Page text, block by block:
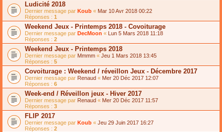
Ludicité 2018
Dernier message par Koub « Mar 10 Avr 2018 00:22
Réponses : 1
Weekend Jeux - Printemps 2018 - Covoiturage
Dernier message par DecMoon « Lun 5 Mars 2018 11:18
Réponses : 2
Weekend Jeux - Printemps 2018
Dernier message par Mmmm « Jeu 1 Mars 2018 13:45
Réponses : 5
Covoiturage : Weekend / réveillon Jeux - Décembre 2017
Dernier message par Renaud « Mer 20 Déc 2017 12:07
Réponses : 6
Week-end / Réveillon jeux - Hiver 2017
Dernier message par Renaud « Mer 20 Déc 2017 11:57
Réponses : 3
FLIP 2017
Dernier message par Koub « Jeu 29 Juin 2017 16:27
Réponses : 2